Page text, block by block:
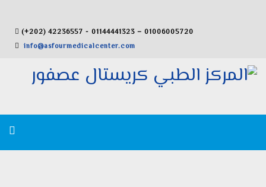
(+202) 42236557 - 01144441323 – 01006005720
info@asfourmedicalcenter.com